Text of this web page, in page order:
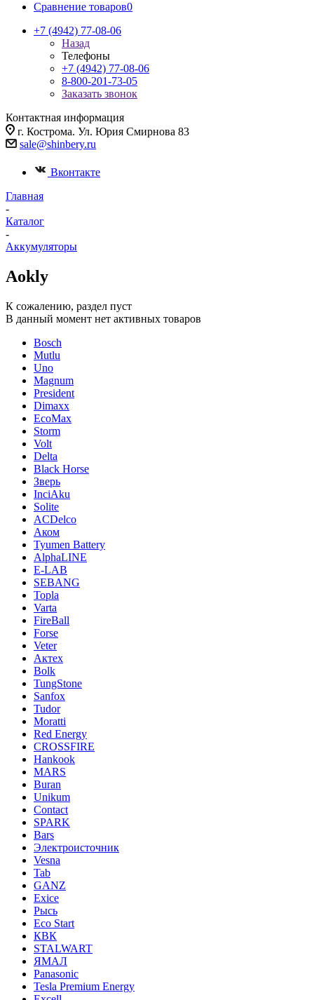
Сравнение товаров0
+7 (4942) 77-08-06
Назад
Телефоны
+7 (4942) 77-08-06
8-800-201-73-05
Заказать звонок
Контактная информация
г. Кострома. Ул. Юрия Смирнова 83
sale@shinbery.ru
Вконтакте
Главная
-
Каталог
-
Аккумуляторы
Aokly
К сожалению, раздел пуст
В данный момент нет активных товаров
Bosch
Mutlu
Uno
Magnum
President
Dimaxx
EcoMax
Storm
Volt
Delta
Black Horse
Зверь
InciAku
Solite
ACDelco
Аком
Tyumen Battery
AlphaLINE
E-LAB
SEBANG
Topla
Varta
FireBall
Forse
Veter
Актех
Bolk
TungStone
Sanfox
Tudor
Moratti
Red Energy
CROSSFIRE
Hankook
MARS
Buran
Unikum
Contact
SPARK
Bars
Электроисточник
Vesna
Tab
GANZ
Exice
Рысь
Eco Start
КВК
STALWART
ЯМАЛ
Panasonic
Tesla Premium Energy